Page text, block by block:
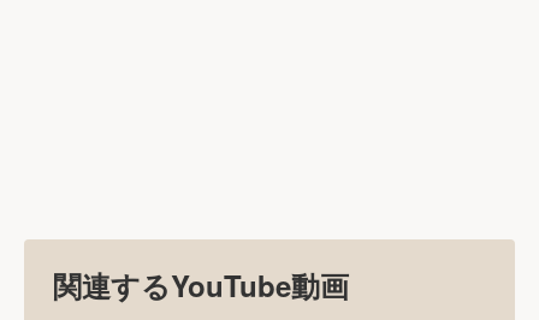
関連するYouTube動画